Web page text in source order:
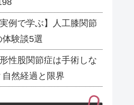
例で学ぶ】人工膝関節
験談5選
性股関節症は手術しな
然経過と限界